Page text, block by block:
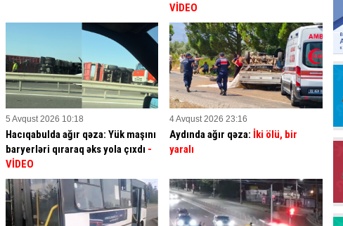
VİDEO
5 Avqust 2026 10:18
Hacıqabulda ağır qəza: Yük maşını
baryerləri qıraraq əks yola çıxdı -
VİDEO
4 Avqust 2026 23:16
Aydında ağır qəza: İki ölü, bir
yaralı